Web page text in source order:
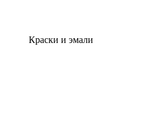
Краски и эмали